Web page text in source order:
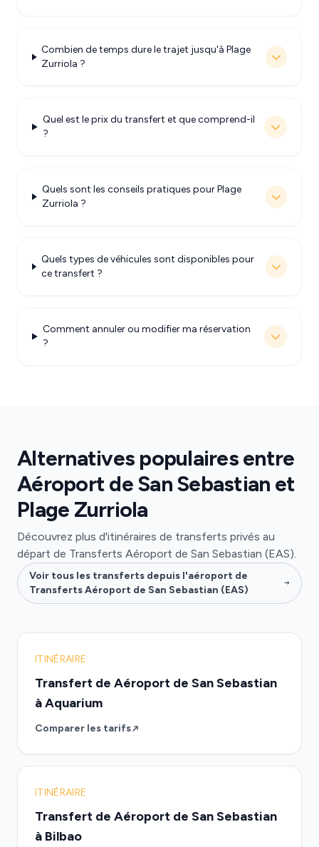
Combien de temps dure le trajet jusqu'à Plage
Zurriola ?
Quel est le prix du transfert et que comprend-il
?
Quels sont les conseils pratiques pour Plage
Zurriola ?
Quels types de véhicules sont disponibles pour
ce transfert ?
Comment annuler ou modifier ma réservation
?
Alternatives populaires entre
Aéroport de San Sebastian et
Plage Zurriola
Découvrez plus d'itinéraires de transferts privés au
départ de Transferts Aéroport de San Sebastian (EAS).
Voir tous les transferts depuis l'aéroport de
Transferts Aéroport de San Sebastian (EAS)
ITINÉRAIRE
Transfert de Aéroport de San Sebastian
à Aquarium
Comparer les tarifs
ITINÉRAIRE
Transfert de Aéroport de San Sebastian
à Bilbao